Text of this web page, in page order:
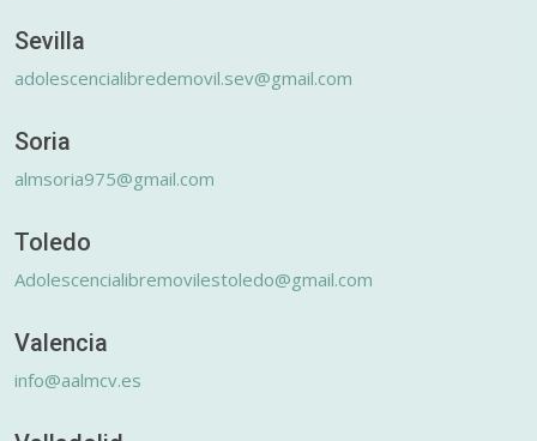
Sevilla
adolescencialibredemovil.sev@gmail.com
Soria
almsoria975@gmail.com
Toledo
Adolescencialibremovilestoledo@gmail.com
Valencia
info@aalmcv.es